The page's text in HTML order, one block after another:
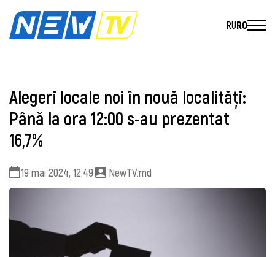
RURO
Alegeri locale noi în nouă localități:
Până la ora 12:00 s-au prezentat
16,7%
19 mai 2024, 12:49 NewTV.md